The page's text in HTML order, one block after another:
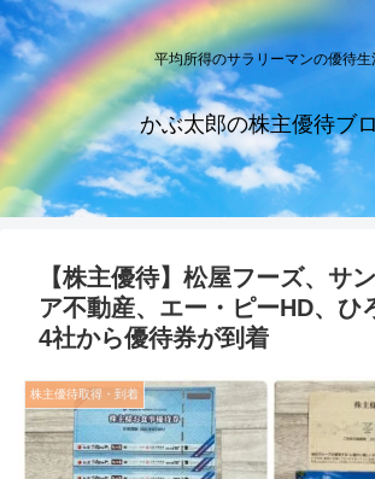
平均所得のサラリーマンの優待生
かぶ太郎の株主優待ブ
【株主優待】松屋フーズ、サ
ア不動産、エー・ピーHD、ひ
4社から優待券が到着
株主優待取得・到着